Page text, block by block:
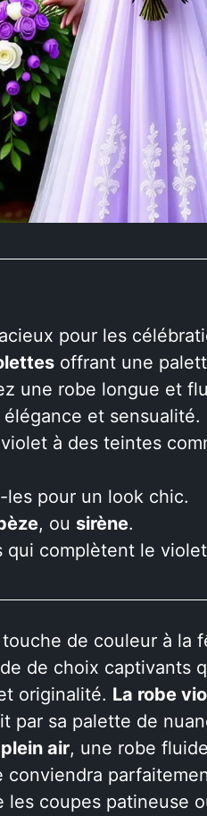
pour les
offrant une
une robe longue et
et sensualité.
à des teintes
les pour un look chic.
, ou sirène.
qui complètent le
de couleur à la
de choix captivants
originalité. La robe
par sa palette de
air, une robe
conviendra
coupes patineuse